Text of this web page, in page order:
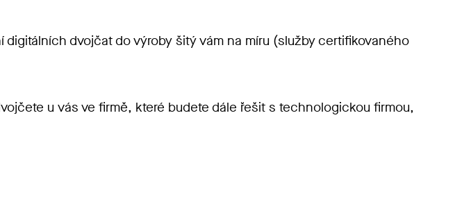
dvojčat do výroby šitý vám na míru (služby certifikovaného
u vás ve firmě, které budete dále řešit s technologickou firmou,